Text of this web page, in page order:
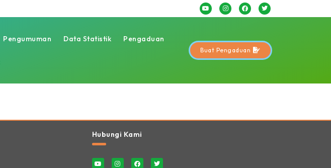
Pengumuman Data Statistik Pengaduan
Buat Pengaduan
Hubungi Kami